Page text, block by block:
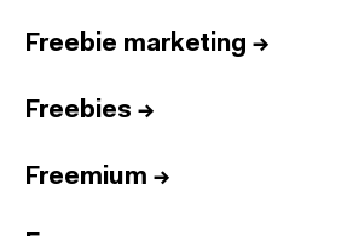
Freebie marketing →
Freebies →
Freemium →